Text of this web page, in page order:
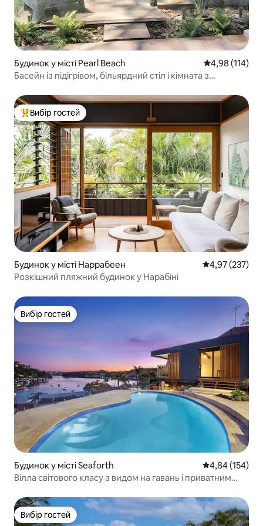
Будинок у місті Pearl Beach Середня
4,98 (114)
Басейн із підігрівом, більярдний стіл і кімната з
Топ вибір гостей
Вибір гостей
Будинок у місті Наррабеен Середня
4,97 (237)
Розкішний пляжний будинок у Нарабіні
Вибір гостей
Вибір гостей
Будинок у місті Seaforth Середня
4,84 (154)
Вілла світового класу з видом на гавань і приватним
Вибір гостей
Вибір гостей